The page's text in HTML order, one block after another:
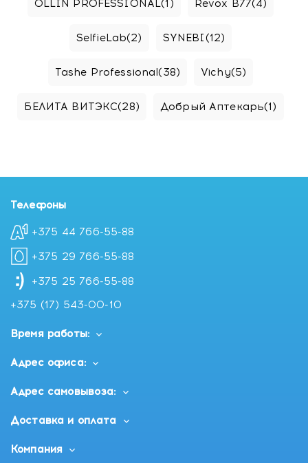
OLLIN PROFESSIONAL(1) Revox B77(4)
SelfieLab(2) SYNEBI(12)
Tashe Professional(38) Vichy(5)
БЕЛИТА ВИТЭКС(28) Добрый Аптекарь(1)
Телефоны
+375 44 766-55-88
+375 29 766-55-88
+375 25 766-55-88
+375 (17) 543-00-10
Время работы:
Адрес офиса:
Адрес самовывоза:
Доставка и оплата
Компания